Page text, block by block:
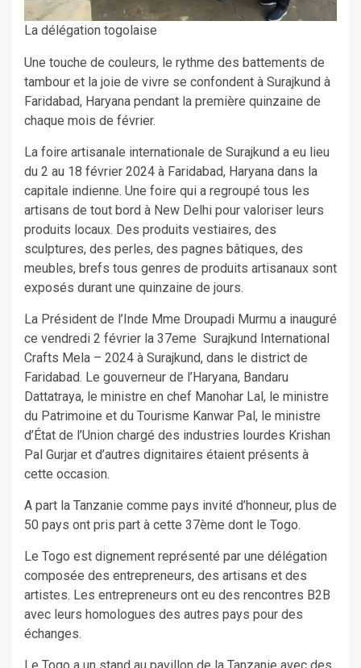
La délégation togolaise
Une touche de couleurs, le rythme des battements de
tambour et la joie de vivre se confondent à Surajkund à
Faridabad, Haryana pendant la première quinzaine de
chaque mois de février.
La foire artisanale internationale de Surajkund a eu lieu
du 2 au 18 février 2024 à Faridabad, Haryana dans la
capitale indienne. Une foire qui a regroupé tous les
artisans de tout bord à New Delhi pour valoriser leurs
produits locaux. Des produits vestiaires, des
sculptures, des perles, des pagnes bâtiques, des
meubles, brefs tous genres de produits artisanaux sont
exposés durant une quinzaine de jours.
La Président de l’Inde Mme Droupadi Murmu a inauguré
ce vendredi 2 février la 37eme Surajkund International
Crafts Mela – 2024 à Surajkund, dans le district de
Faridabad. Le gouverneur de l’Haryana, Bandaru
Dattatraya, le ministre en chef Manohar Lal, le ministre
du Patrimoine et du Tourisme Kanwar Pal, le ministre
d’État de l’Union chargé des industries lourdes Krishan
Pal Gurjar et d’autres dignitaires étaient présents à
cette occasion.
A part la Tanzanie comme pays invité d’honneur, plus de
50 pays ont pris part à cette 37ème dont le Togo.
Le Togo est dignement représenté par une délégation
composée des entrepreneurs, des artisans et des
artistes. Les entrepreneurs ont eu des rencontres B2B
avec leurs homologues des autres pays pour des
échanges.